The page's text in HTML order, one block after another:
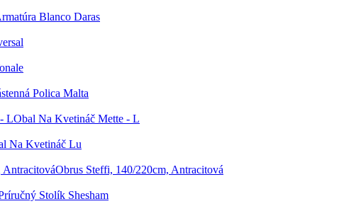
Blanco Daras
Polica Malta
Obal Na Kvetináč Mette - L
Na Kvetináč Lu
Obrus Steffi, 140/220cm, Antracitová
Stolík Shesham